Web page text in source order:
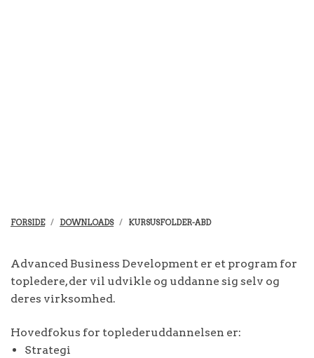
FORSIDE DOWNLOADS KURSUSFOLDER-ABD
Advanced Business Development er et program for
topledere, der vil udvikle og uddanne sig selv og
deres virksomhed.
Hovedfokus for toplederuddannelsen er:
Strategi